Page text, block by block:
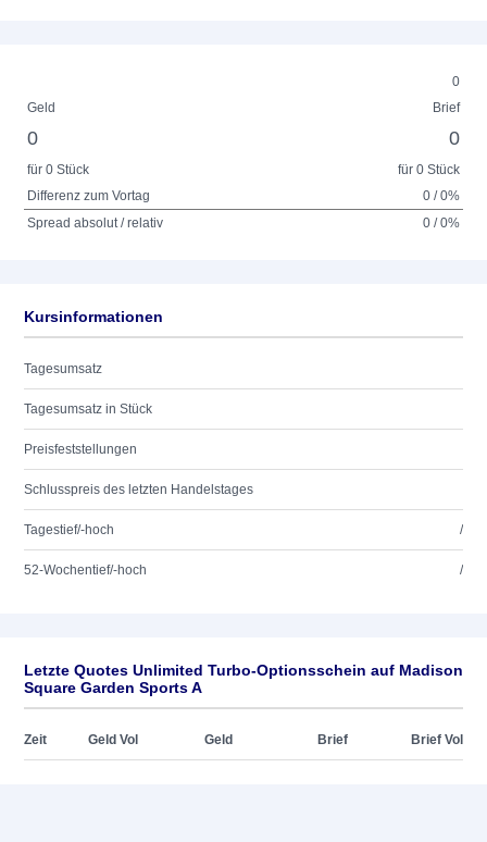
0
Geld
Brief
0 0
für 0 Stück
für 0 Stück
Differenz zum Vortag
0 / 0%
Spread absolut / relativ
0 / 0%
Kursinformationen
Tagesumsatz
Tagesumsatz in Stück
Preisfeststellungen
Schlusspreis des letzten Handelstages
Tagestief/-hoch /
52-Wochentief/-hoch /
Letzte Quotes Unlimited Turbo-Optionsschein auf Madison
Square Garden Sports A
Zeit Geld Vol Geld Brief Brief Vol